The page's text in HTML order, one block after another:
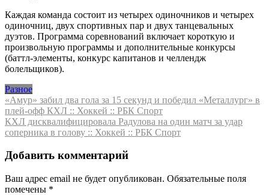
Каждая команда состоит из четырех одиночников и четырех
одиночниц, двух спортивных пар и двух танцевальных
дуэтов. Программа соревнований включает короткую и
произвольную программы и дополнительные конкурсы
(баттл-элементы, конкурс капитанов и челлендж
болельщиков).
Разное
Навигация
по
записям
«Амур» забил два гола за 15 секунд и победил «Металлург» в
плей-офф КХЛ :: Хоккей :: РБК Спорт
КХЛ дисквалифицировала Радулова на один матч за удар
соперника в голову :: Хоккей :: РБК Спорт
Добавить комментарий
Ваш адрес email не будет опубликован. Обязательные поля
помечены *